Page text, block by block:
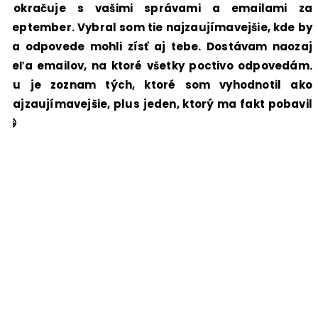
pokračuje s vašimi správami a emailami za
september. Vybral som tie najzaujímavejšie, kde by
sa odpovede mohli zísť aj tebe. Dostávam naozaj
veľa emailov, na ktoré všetky poctivo odpovedám.
Tu je zoznam tých, ktoré som vyhodnotil ako
najzaujímavejšie, plus jeden, ktorý ma fakt pobavil
😀